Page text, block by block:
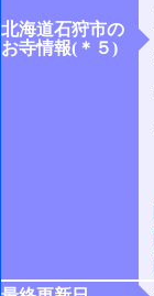
北海道石狩市の
お寺情報(＊５)